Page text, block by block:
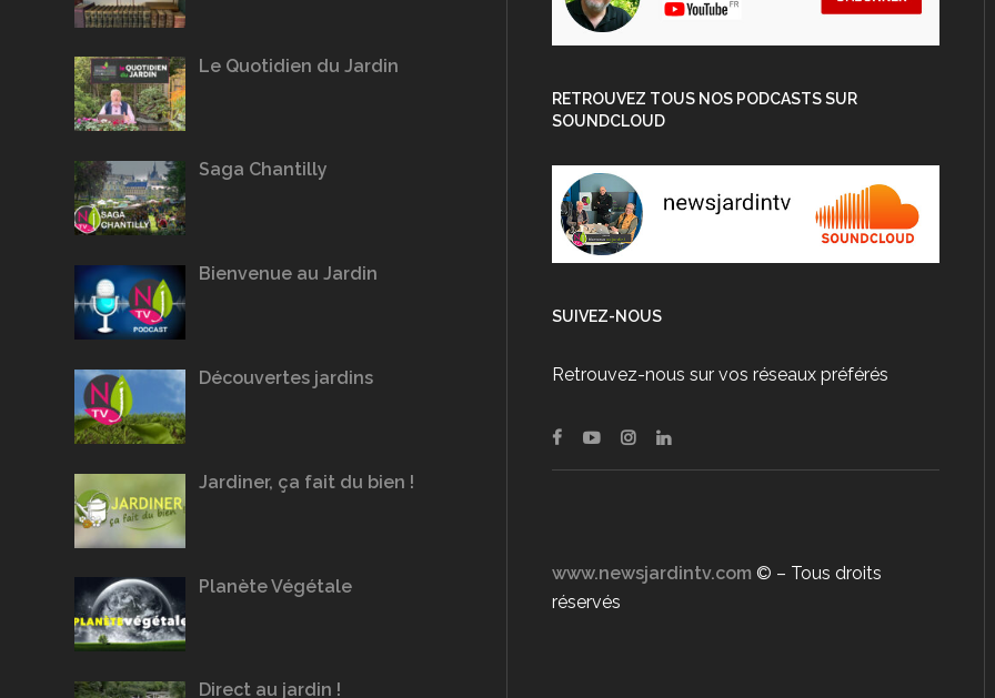
Le Quotidien du Jardin
Saga Chantilly
Bienvenue au Jardin
Découvertes jardins
Jardiner, ça fait du bien !
Planète Végétale
Direct au jardin !
RETROUVEZ TOUS NOS PODCASTS SUR
SOUNDCLOUD
SUIVEZ-NOUS
Retrouvez-nous sur vos réseaux préférés
www.newsjardintv.com © – Tous droits
réservés